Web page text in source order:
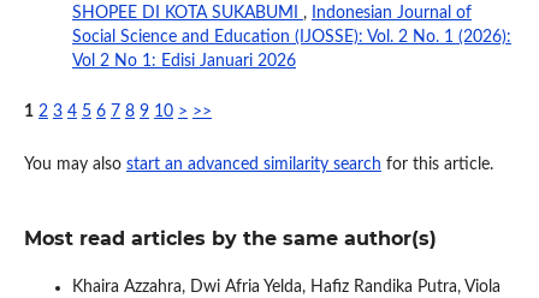
SHOPEE DI KOTA SUKABUMI ,
Indonesian Journal of
Social Science and Education (IJOSSE): Vol. 2 No. 1 (2026):
Vol 2 No 1: Edisi Januari 2026
1 2 3 4 5 6 7 8 9 10 > >>
You may also start an advanced similarity search for this article.
Most read articles by the same author(s)
Khaira Azzahra, Dwi Afria Yelda, Hafiz Randika Putra, Viola